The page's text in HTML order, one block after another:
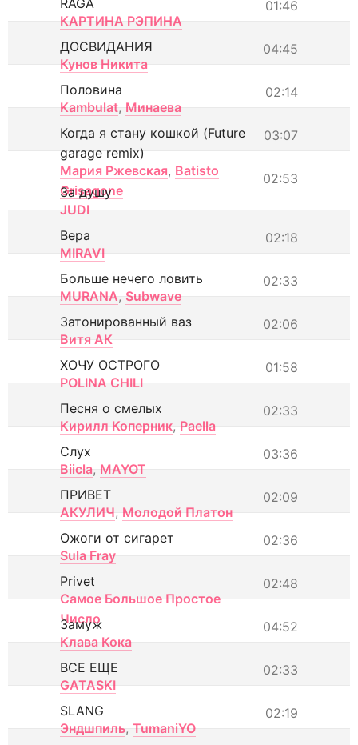
01:46
RAGA
КАРТИНА РЭПИНА
04:45
ДОСВИДАНИЯ
Кунов Никита
02:14
Половина
Kambulat, Минаева
03:07
Когда я стану кошкой (Future
garage remix)
Мария Ржевская, Batisto
Grisagone
02:53
За душу
JUDI
02:18
Вера
MIRAVI
02:33
Больше нечего ловить
MURANA, Subwave
02:06
Затонированный ваз
Витя АК
01:58
ХОЧУ ОСТРОГО
POLINA CHILI
02:33
Песня о смелых
Кирилл Коперник, Paella
03:36
Слух
Biicla, MAYOT
02:09
ПРИВЕТ
АКУЛИЧ, Молодой Платон
02:36
Ожоги от сигарет
Sula Fray
02:48
Privet
Самое Большое Простое
Число
04:52
Замуж
Клава Кока
02:33
ВСЕ ЕЩЕ
GATASKI
02:19
SLANG
Эндшпиль, TumaniYO